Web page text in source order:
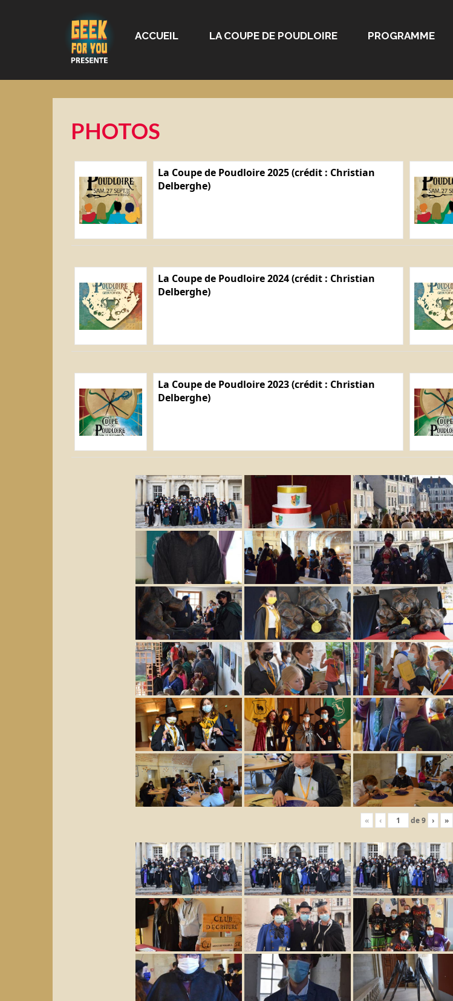
ACCUEIL LA COUPE DE POUDLOIRE PROGRAMME
PHOTOS
La Coupe de Poudloire 2025 (crédit : Christian
Delberghe)
La Coupe de Poudloire 2024 (crédit : Christian
Delberghe)
La Coupe de Poudloire 2023 (crédit : Christian
Delberghe)
« ‹ de9 › »